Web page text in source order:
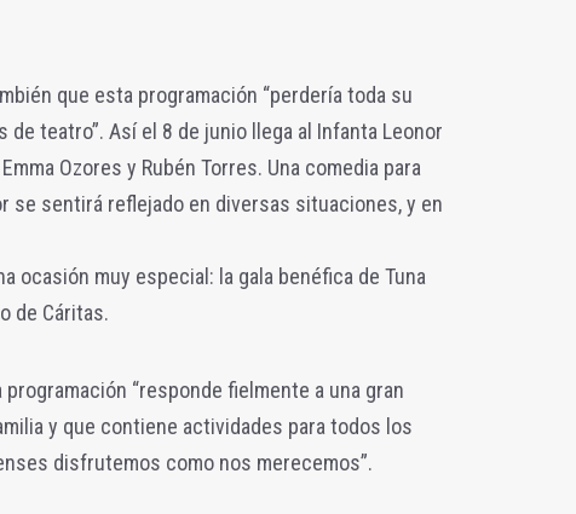
que esta programación “perdería toda su
teatro”. Así el 8 de junio llega al Infanta Leonor
Ozores y Rubén Torres. Una comedia para
se sentirá reflejado en diversas situaciones, y en
ocasión muy especial: la gala benéfica de Tuna
de Cáritas.
“responde fielmente a una gran
y que contiene actividades para todos los
disfrutemos como nos merecemos”.